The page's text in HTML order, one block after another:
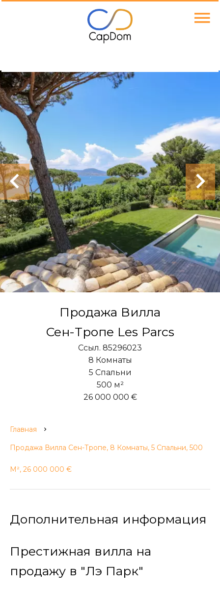
Продажа Вилла
Сен-Тропе Les Parcs
Ссыл. 85296023
8 Комнаты
5 Спальни
500 м²
26 000 000 €
Главная
Продажа Вилла Сен-Тропе, 8 Комнаты, 5 Спальни, 500
М², 26 000 000 €
Дополнительная информация
Престижная вилла на
продажу в "Лэ Парк"